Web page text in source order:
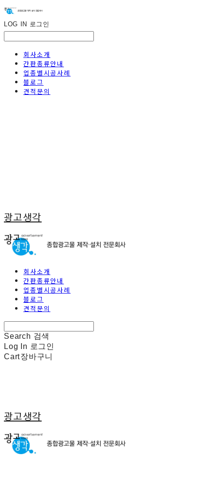
LOG IN 로그인
회사소개
간판종류안내
업종별시공사례
블로그
견적문의
광고생각
회사소개
간판종류안내
업종별시공사례
블로그
견적문의
Search 검색
Log In 로그인
Cart장바구니
광고생각